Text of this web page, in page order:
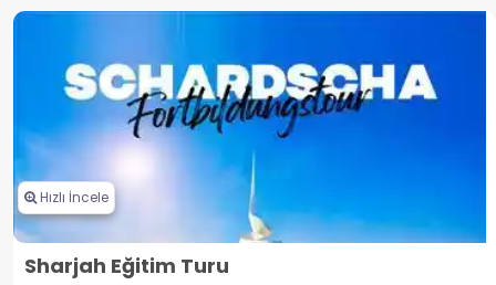
Hızlı İncele
Sharjah Eğitim Turu